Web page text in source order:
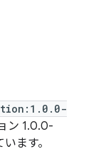
ン 1.0.0-
ます。